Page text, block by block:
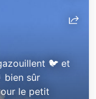
🐦 et
bien sûr
le petit